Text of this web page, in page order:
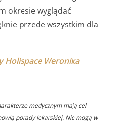
okresie wyglądać
przede wszystkim dla
Holispace Weronika
medycznym mają cel
porady lekarskiej. Nie mogą w